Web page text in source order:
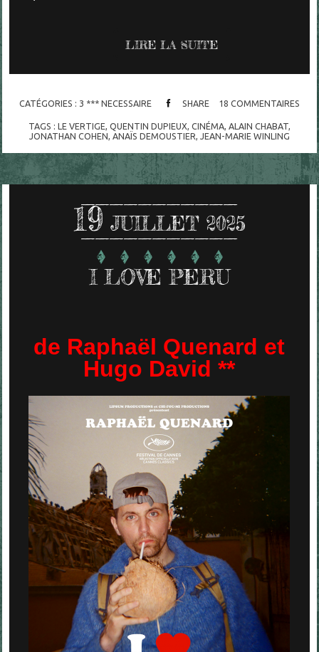
LIRE LA SUITE
CATÉGORIES : 3 *** NECESSAIRE SHARE 18 COMMENTAIRES
TAGS : LE VERTIGE, QUENTIN DUPIEUX, CINÉMA, ALAIN CHABAT,
JONATHAN COHEN, ANAÏS DEMOUSTIER, JEAN-MARIE WINLING
19 JUILLET 2025
I LOVE PERU
de Raphaël Quenard et
Hugo David **